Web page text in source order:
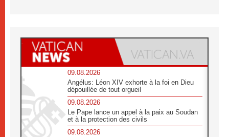
09.08.2026
Angélus: Léon XIV exhorte à la foi en Dieu
dépouillée de tout orgueil
09.08.2026
Le Pape lance un appel à la paix au Soudan
et à la protection des civils
09.08.2026